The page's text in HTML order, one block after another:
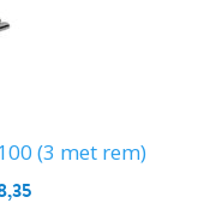
(3 met rem)